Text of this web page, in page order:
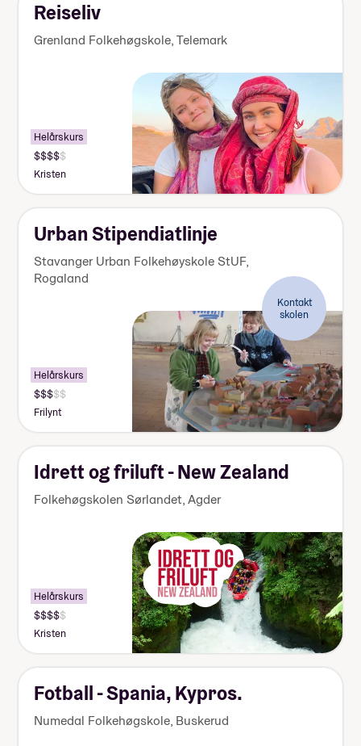
Reiseliv
Grenland Folkehøgskole,Telemark
Helårskurs
Pris:
155
170
000
kr
Kristen
Urban Stipendiatlinje
Stavanger Urban Folkehøyskole StUF,
Rogaland
Kontakt
skolen
Helårskurs
Pris:
140
155
000
Frilynt
Idrett og friluft - New Zealand
Folkehøgskolen Sørlandet,Agder
Helårskurs
Pris:
155
170
000
kr
Kristen
Fotball - Spania, Kypros.
Numedal Folkehøgskole, Buskerud